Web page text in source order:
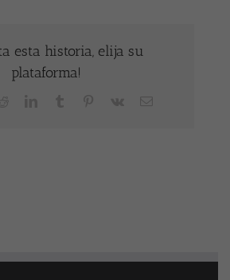
esta historia, elija su
plataforma!